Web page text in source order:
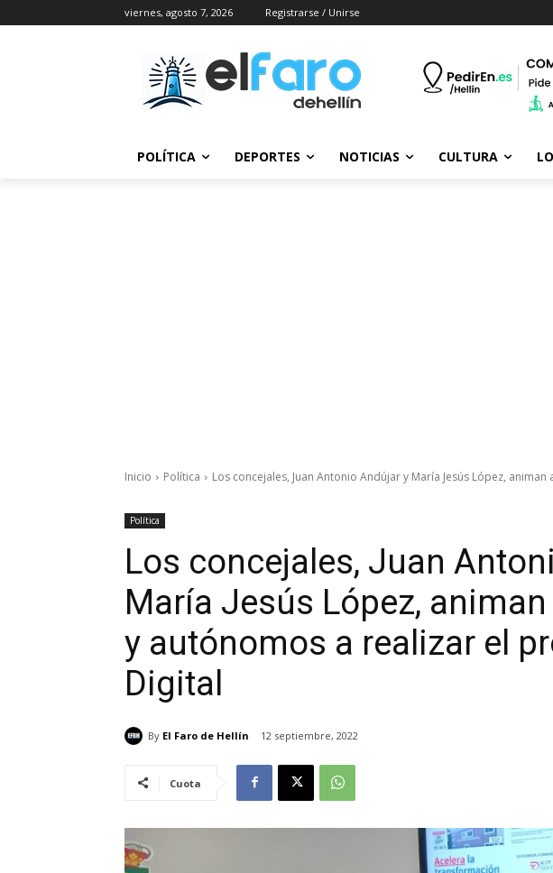
viernes, agosto 7, 2026 Registrarse / Unirse
POLÍTICA DEPORTES NOTICIAS CULTURA
Inicio Política Los concejales, Juan Antonio Andújar y María Jesús López, animan
Política
Los concejales, Juan
María Jesús López,
y autónomos a realizar el
Digital
By El Faro de Hellín 12 septiembre, 2022
Cuota